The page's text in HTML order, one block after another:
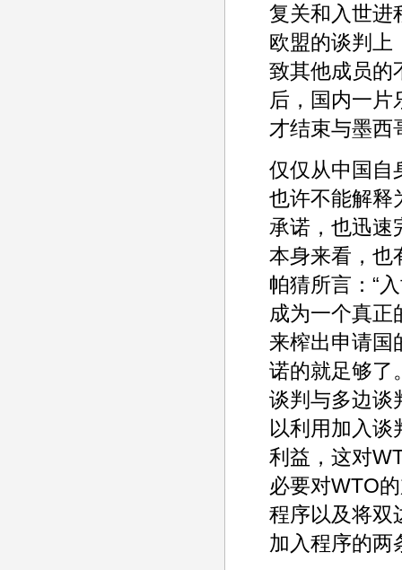
复关和入世进
欧盟的谈判上
致其他成员的
后，国内一
才结束与墨西
仅仅从中国自
也许不能解释
承诺，也迅速
本身来看，也
帕猜所言：“
成为一个真正
来榨出申请国
诺的就足够了
谈判与多边谈
以利用加入
利益，这对
必要对WTO
程序以及将双
加入程序的两